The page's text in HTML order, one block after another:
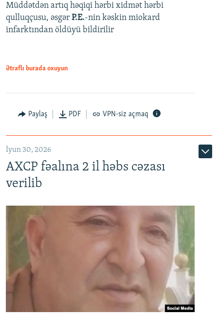
Müddətdən artıq həqiqi hərbi xidmət hərbi
qulluqçusu, əsgər P.E.-nin kəskin miokard
infarktından öldüyü bildirilir
Ətraflı burada oxuyun
Paylaş PDF VPN-siz açmaq
İyun 30, 2026
AXCP fəalına 2 il həbs cəzası
verilib